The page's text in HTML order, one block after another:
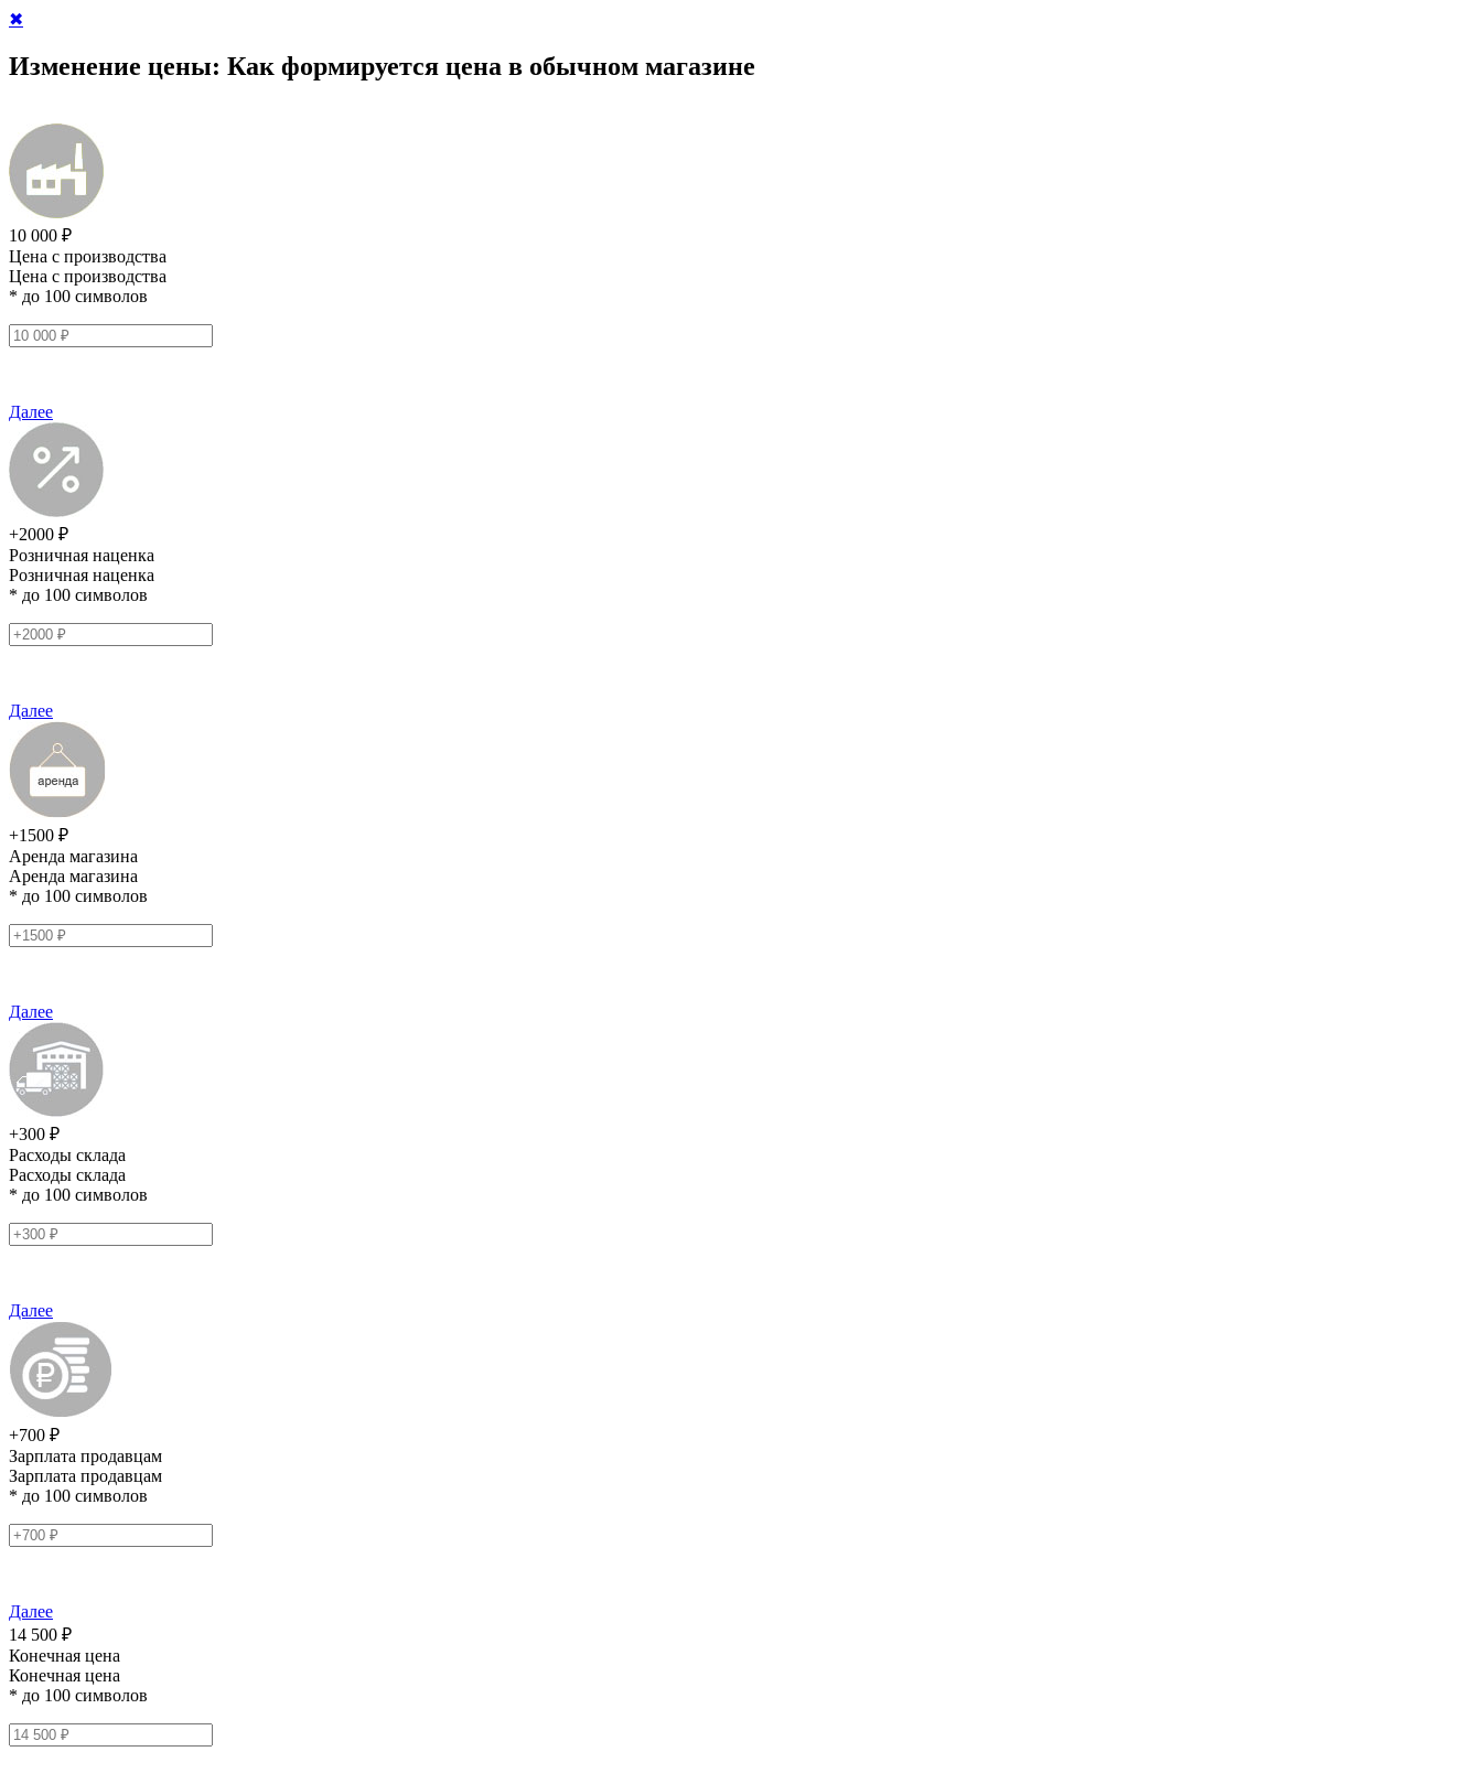
✖
Изменение цены: Как формируется цена в обычном магазине
10 000 ₽
Цена с производства
Цена с производства
* до 100 символов
Далее
+2000 ₽
Розничная наценка
Розничная наценка
* до 100 символов
Далее
+1500 ₽
Аренда магазина
Аренда магазина
* до 100 символов
Далее
+300 ₽
Расходы склада
Расходы склада
* до 100 символов
Далее
+700 ₽
Зарплата продавцам
Зарплата продавцам
* до 100 символов
Далее
14 500 ₽
Конечная цена
Конечная цена
* до 100 символов